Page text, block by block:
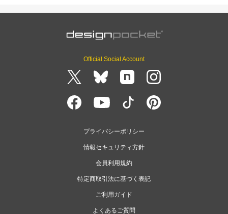
Official Social Account
プライバシーポリシー
情報セキュリティ方針
会員利用規約
特定商取引法に基づく表記
ご利用ガイド
よくあるご質問